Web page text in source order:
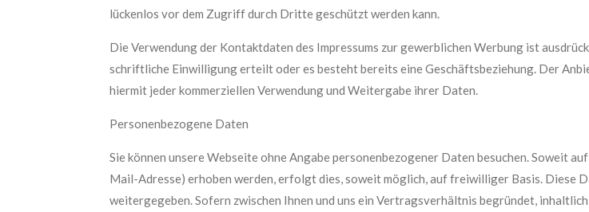
lückenlos vor dem Zugriff durch Dritte geschützt werden kann.
Die Verwendung der Kontaktdaten des Impressums zur gewerblichen Werbung ist
schriftliche Einwilligung erteilt oder es besteht bereits eine Geschäftsbeziehung. Der
hiermit jeder kommerziellen Verwendung und Weitergabe ihrer Daten.
Personenbezogene Daten
Sie können unsere Webseite ohne Angabe personenbezogener Daten besuchen. Soweit
Mail-Adresse) erhoben werden, erfolgt dies, soweit möglich, auf freiwilliger Basis. Diese
weitergegeben. Sofern zwischen Ihnen und uns ein Vertragsverhältnis begründet,